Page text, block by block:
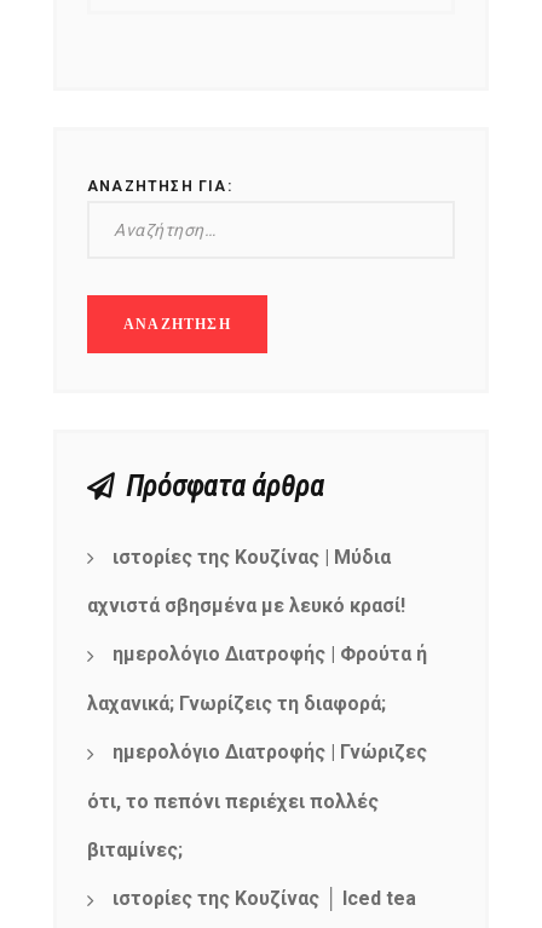
ΑΝΑΖΉΤΗΣΗ ΓΙΑ:
Πρόσφατα άρθρα
ιστορίες της Κουζίνας | Μύδια
αχνιστά σβησμένα με λευκό κρασί!
ημερολόγιο Διατροφής | Φρούτα ή
λαχανικά; Γνωρίζεις τη διαφορά;
ημερολόγιο Διατροφής | Γνώριζες
ότι, το πεπόνι περιέχει πολλές
βιταμίνες;
ιστορίες της Κουζίνας │ Iced tea